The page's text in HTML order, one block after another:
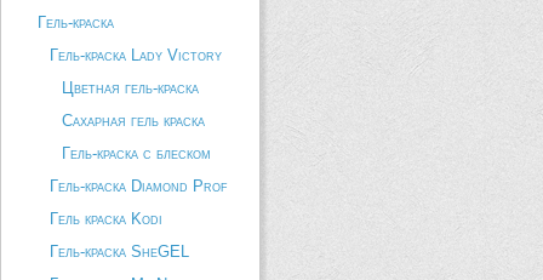
Гель-краска
Гель-краска Lady Victory
Цветная гель-краска
Сахарная гель краска
Гель-краска с блеском
Гель-краска Diamond Prof
Гель краска Kodi
Гель-краска SheGEL